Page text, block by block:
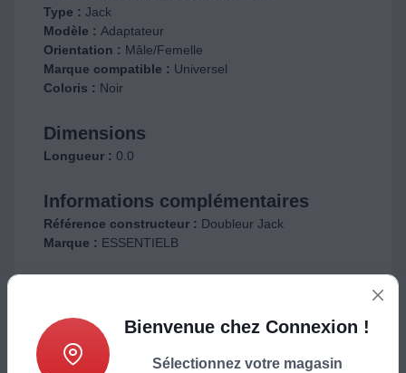
Type : Jack
Modèle : Adaptateur
Orientation : Mâle/Femelle
Marque compatible : Universel
Coloris : Noir
Dimensions
Longueur : 0.0
Informations complémentaires
Référence constructeur : Doubleur Jack
Marque : ESSENTIELB
Produits complémentaires
Bienvenue chez Connexion !
Sélectionnez votre magasin